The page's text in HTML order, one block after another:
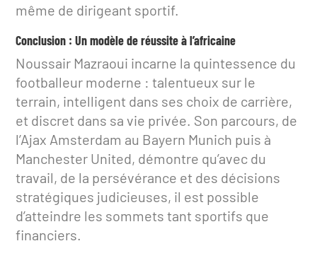
même de dirigeant sportif.
Conclusion : Un modèle de réussite à l’africaine
Noussair Mazraoui incarne la quintessence du
footballeur moderne : talentueux sur le
terrain, intelligent dans ses choix de carrière,
et discret dans sa vie privée. Son parcours, de
l’Ajax Amsterdam au Bayern Munich puis à
Manchester United, démontre qu’avec du
travail, de la persévérance et des décisions
stratégiques judicieuses, il est possible
d’atteindre les sommets tant sportifs que
financiers.